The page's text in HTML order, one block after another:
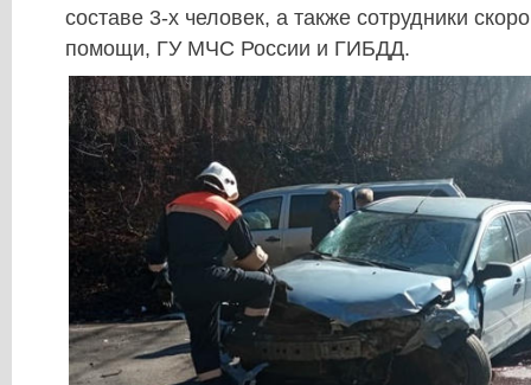
составе 3-х человек, а также сотрудники
помощи, ГУ МЧС России и ГИБДД.